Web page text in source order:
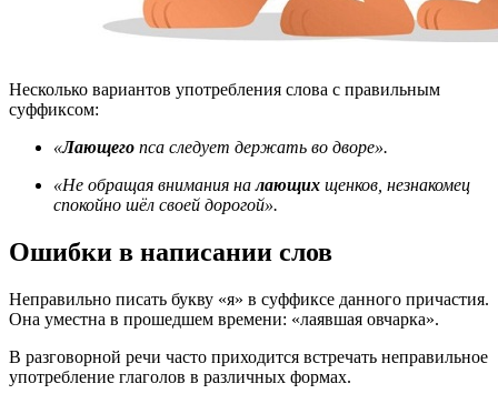
Несколько вариантов употребления слова с правильным
суффиксом:
«Лающего пса следует держать во дворе».
«Не обращая внимания налающих щенков, незнакомец
спокойно шёл своей дорогой».
Ошибки в написании слов
Неправильно писать букву «я» в суффиксе данного причастия.
Она уместна в прошедшем времени: «лаявшая овчарка».
В разговорной речи часто приходится встречать неправильное
употребление глаголов в различных формах.